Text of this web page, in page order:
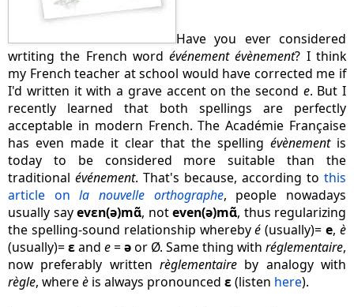
Have you ever considered
wrtiting the French wordévénement évènement? I think
my French teacher at school would have corrected me if
I'd written it with a grave accent on the second e. But I
recently learned that both spellings are perfectly
acceptable in modern French. The Académie Française
has even made it clear that the spelling évènementis
today to be considered more suitable than the
traditional événement. That's because, according to this
article onla nouvelle orthographe, people nowadays
usually sayevɛn(ə)mɑ̃, noteven(ə)mɑ̃, thus regularizing
the spelling-sound relationship wherebyé(usually)=e,è
(usually)=ɛand e=əor Ø. Same thing with réglementaire,
now preferably written règlementaire by analogy with
règle, whereè is always pronounced ɛ(listen here).